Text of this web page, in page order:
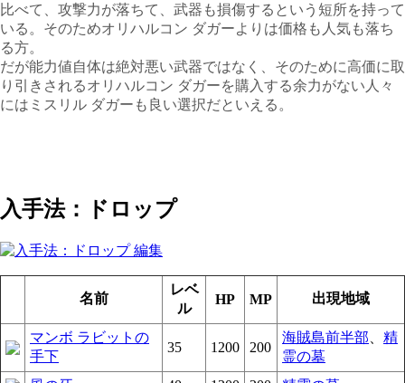
比べて、攻撃力が落ちて、武器も損傷するという短所を持って
いる。そのためオリハルコン ダガーよりは価格も人気も落ち
る方。
だが能力値自体は絶対悪い武器ではなく、そのために高価に取
り引きされるオリハルコン ダガーを購入する余力がない人々
にはミスリル ダガーも良い選択だといえる。
入手法：ドロップ
名前
レベ
ル
HP MP 出現地域
マンボ ラビットの
手下
35 1200 200
海賊島前半部
精
霊の墓